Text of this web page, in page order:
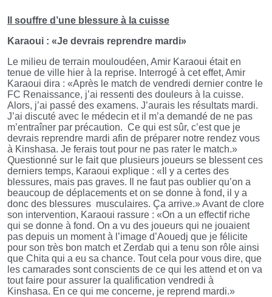
Il souffre d’une blessure à la cuisse
Karaoui : «Je devrais reprendre mardi»
Le milieu de terrain mouloudéen, Amir Karaoui était en
tenue de ville hier à la reprise. Interrogé à cet effet, Amir
Karaoui dira : «Après le match de vendredi dernier contre le
FC Renaissance, j’ai ressenti des douleurs à la cuisse.
Alors, j’ai passé des examens. J’aurais les résultats mardi.
J’ai discuté avec le médecin et il m’a demandé de ne pas
m’entraîner par précaution. Ce qui est sûr, c’est que je
devrais reprendre mardi afin de préparer notre rendez vous
à Kinshasa. Je ferais tout pour ne pas rater le match.»
Questionné sur le fait que plusieurs joueurs se blessent ces
derniers temps, Karaoui explique : «Il y a certes des
blessures, mais pas graves. Il ne faut pas oublier qu’on a
beaucoup de déplacements et on se donne à fond, il y a
donc des blessures musculaires. Ça arrive.» Avant de clore
son intervention, Karaoui rassure : «On a un effectif riche
qui se donne à fond. On a vu des joueurs qui ne jouaient
pas depuis un moment à l’image d’Aouedj que je félicite
pour son très bon match et Zerdab qui a tenu son rôle ainsi
que Chita qui a eu sa chance. Tout cela pour vous dire, que
les camarades sont conscients de ce qui les attend et on va
tout faire pour assurer la qualification vendredi à
Kinshasa. En ce qui me concerne, je reprend mardi.»